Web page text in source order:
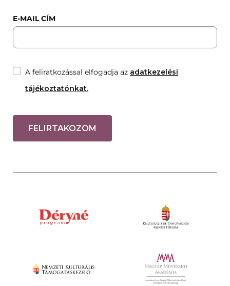
E-MAIL CÍM
A feliratkozással elfogadja az adatkezelési
tájékoztatónkat.
FELIRTAKOZOM